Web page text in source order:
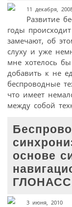
11 декабря,
Развитие
годы
замечают, об
слуху и уже
мне хотелось
добавить к не
беспроводные
что имеет
между собой
основе
ГЛОНАСС
3 июня, 2010